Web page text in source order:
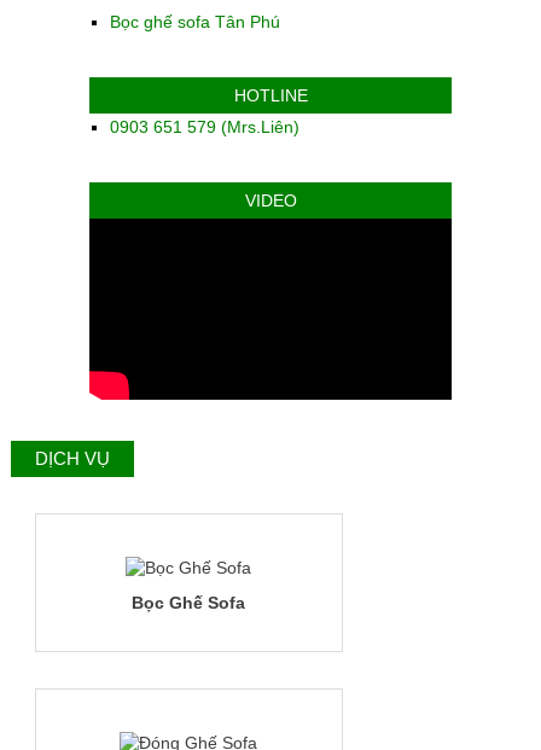
Bọc ghế sofa Tân Phú
HOTLINE
0903 651 579 (Mrs.Liên)
VIDEO
DỊCH VỤ
Bọc Ghế Sofa